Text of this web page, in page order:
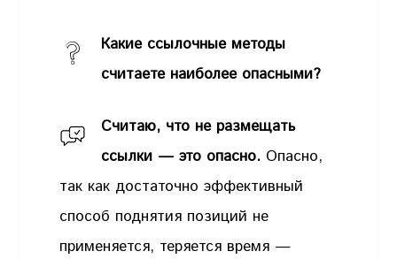
Какие ссылочные методы
считаете наиболее опасными?
Считаю, что не размещать
ссылки — это опасно. Опасно,
так как достаточно эффективный
способ поднятия позиций не
применяется, теряется время —